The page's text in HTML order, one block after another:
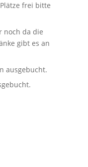
frei bitte
noch da die
gibt es an
ausgebucht.